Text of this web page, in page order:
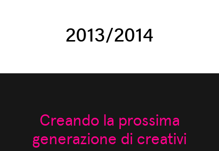
2013/2014
Creando la prossima
generazione di creativi